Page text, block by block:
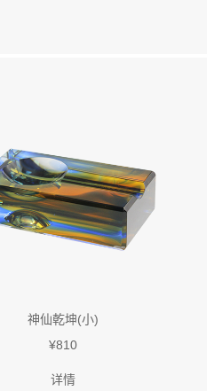
神仙乾坤(小)
¥810
详情